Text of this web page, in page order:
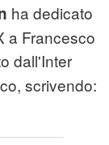
ha dedicato
a Francesco
dall'Inter
scrivendo: